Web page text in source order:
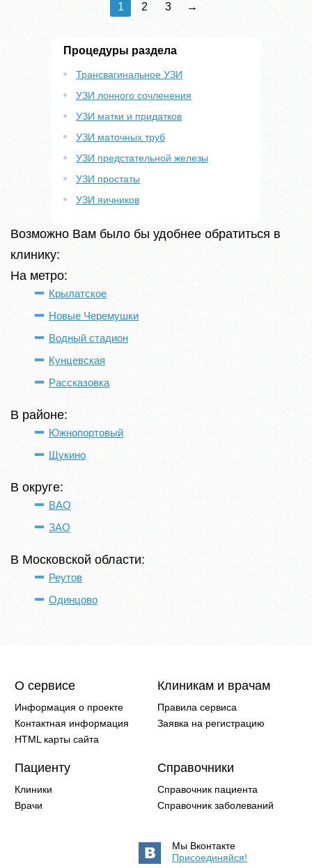
1 2 3 →
Процедуры раздела
Трансвагинальное УЗИ
УЗИ лонного сочленения
УЗИ матки и придатков
УЗИ маточных труб
УЗИ предстательной железы
УЗИ простаты
УЗИ яичников
Возможно Вам было бы удобнее обратиться в
клинику:
На метро:
Крылатское
Новые Черемушки
Водный стадион
Кунцевская
Рассказовка
В районе:
Южнопортовый
Щукино
В округе:
ВАО
ЗАО
В Московской области:
Реутов
Одинцово
О сервисе
Информация о проекте
Контактная информация
HTML карты сайта
Клиникам и врачам
Правила сервиса
Заявка на регистрацию
Пациенту
Клиники
Врачи
Справочники
Справочник пациента
Справочник заболеваний
Мы Вконтакте
Присоединяйся!